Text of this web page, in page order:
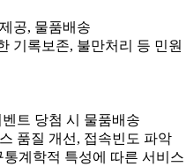
공, 물품배송
기록보존, 불만처리 등 민원
트 당첨 시 물품배송
품질 개선, 접속빈도 파악
계학적 특성에 따른 서비스